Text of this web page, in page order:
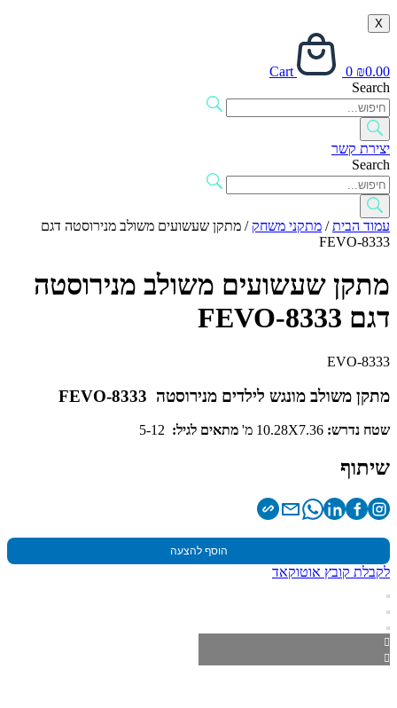
X
₪0.00
0
Cart
Search
יצירת קשר
Search
עמוד הבית/ מתקני משחק / מתקן שעשועים משולב מנירוסטה דגם
FEVO-8333
מתקן שעשועים משולב מנירוסטה
דגם FEVO-8333
EVO-8333
מתקן משולב מונגש לילדים מנירוסטה FEVO-8333
שטח נדרש: 10.28X7.36 מ' מתאים לגיל:
שיתוף
הוסף להצעה
לקבלת קובץ אוטוקאד